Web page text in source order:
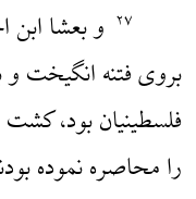
۲۷ و بعشا ابن
بروی فتنه انگیخت و
فلسطینیان بود،
را محاصره نموده